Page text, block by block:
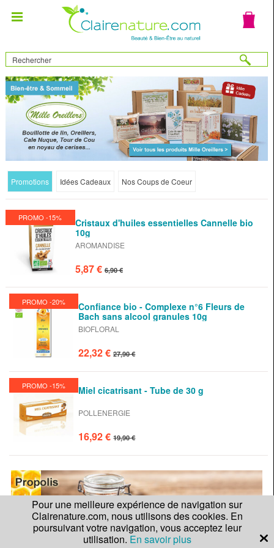
Promotions
PROMO -15%
Cristaux d'huiles essentielles Cannelle bio
10g
AROMANDISE
5,87 € 6,90 €
PROMO -20%
Confiance bio - Complexe n°6 Fleurs de
Bach sans alcool granules 10g
BIOFLORAL
22,32 € 27,90 €
PROMO -15% Miel cicatrisant - Tube de 30 g
POLLENERGIE
16,92 € 19,90 €
Idées Cadeaux Nos Coups de Coeur
Pour une meilleure expérience de navigation sur
Clairenature.com, nous utilisons des cookies. En
poursuivant votre navigation, vous acceptez leur
utilisation. En savoir plus